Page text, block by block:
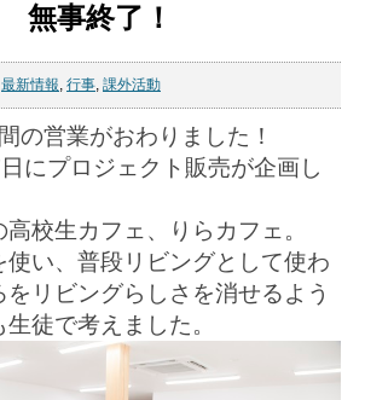
無事終了！
最新情報, 行事, 課外活動
の営業がおわりました！
日にプロジェクト販売が企画し
校生カフェ、りらカフェ。
使い、普段リビングとして使わ
リビングらしさを消せるよう
徒で考えました。